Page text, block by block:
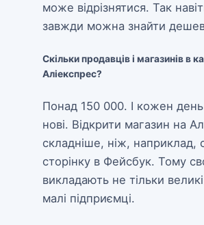
може відрізнятися. Так
завжди можна знайти
Скільки продавців і магазинів в
Аліекспрес?
Понад 150 000. І кожен
нові. Відкрити магазин на
складніше, ніж, наприклад,
сторінку в Фейсбук. Тому
викладають не тільки
малі підприємці.